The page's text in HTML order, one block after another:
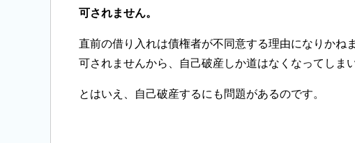
可されません。
直前の借り入れは債権者が不同意する理由になりかね
可されませんから、自己破産しか道はなくなってしまい
とはいえ、自己破産するにも問題があるのです。